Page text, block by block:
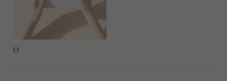
M